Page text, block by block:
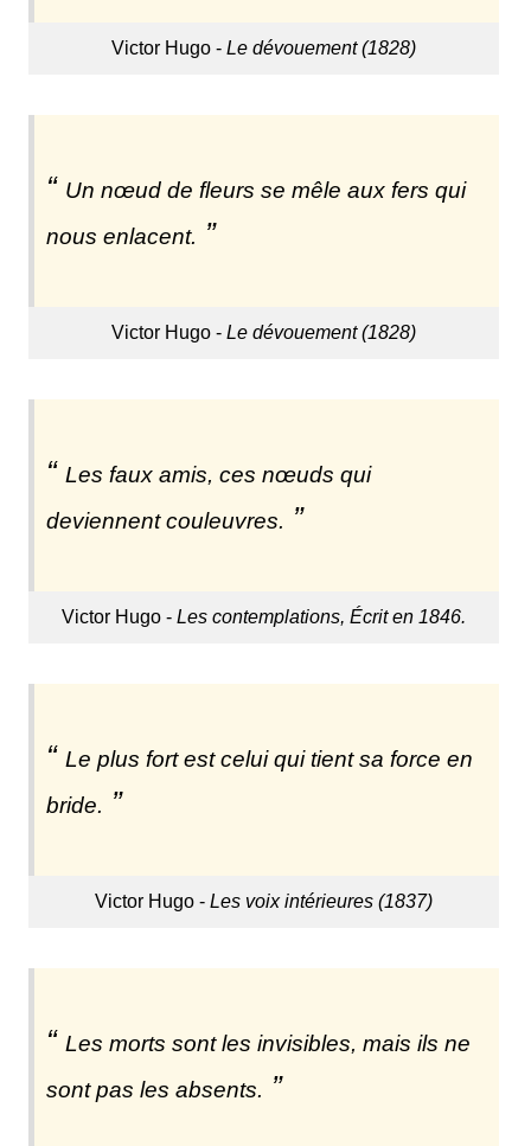
Victor Hugo - Le dévouement (1828)
Un nœud de fleurs se mêle aux fers qui
nous enlacent.
Victor Hugo - Le dévouement (1828)
Les faux amis, ces nœuds qui
deviennent couleuvres.
Victor Hugo - Les contemplations, Écrit en 1846.
Le plus fort est celui qui tient sa force en
bride.
Victor Hugo - Les voix intérieures (1837)
Les morts sont les invisibles, mais ils ne
sont pas les absents.